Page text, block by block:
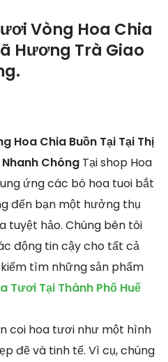
Vòng Hoa Chia
Hương Trà Giao
Hoa Chia Buồn Tại Tại Thị
Chóng Tại shop Hoa
ứng các bó hoa tuoi bắt
đến bạn một hưởng thụ
tuyệt hảo. Chúng bên tôi
động tin cậy cho tất cả
tìm những sản phẩm
Tươi Tại Thành Phố Huế
coi hoa tươi như một hình
đẽ và tinh tế. Vì cụ, chúng